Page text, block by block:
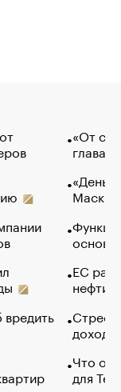
«От
глава
Маск в
основ
ЕС
нефти
Что
для